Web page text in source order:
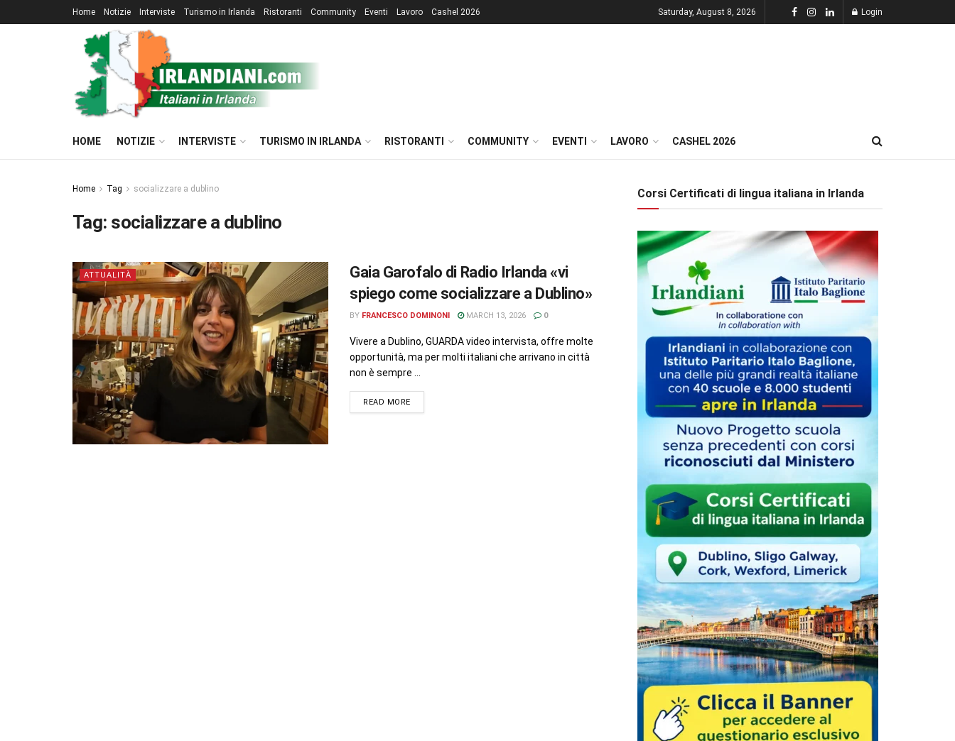
Home Notizie Interviste Turismo in Irlanda Ristoranti Community Eventi Lavoro Cashel 2026 Saturday, August 8, 2026 Login
HOME NOTIZIE INTERVISTE TURISMO IN IRLANDA RISTORANTI COMMUNITY EVENTI LAVORO CASHEL 2026
Home Tag socializzare a dublino
Tag: socializzare a dublino
ATTUALITÀ
Gaia Garofalo di Radio Irlanda «vi
spiego come socializzare a Dublino»
BY FRANCESCO DOMINONI MARCH 13, 2026 0
Vivere a Dublino, GUARDA video intervista, offre molte
opportunità, ma per molti italiani che arrivano in città
non è sempre ...
READ MORE
Corsi Certificati di lingua italiana in Irlanda